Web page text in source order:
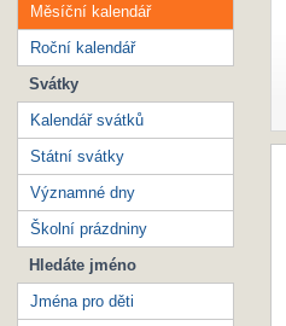
Měsíční kalendář
Roční kalendář
Svátky
Kalendář svátků
Státní svátky
Významné dny
Školní prázdniny
Hledáte jméno
Jména pro děti